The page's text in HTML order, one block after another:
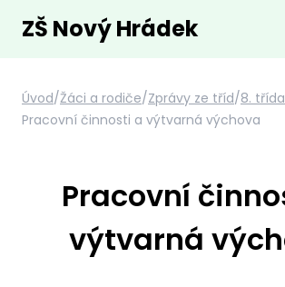
ZŠ Nový Hrádek
Úvod/Žáci a rodiče/Zprávy ze tříd/8. třída
Pracovní činnosti a výtvarná výchova
Pracovní
výtvarná